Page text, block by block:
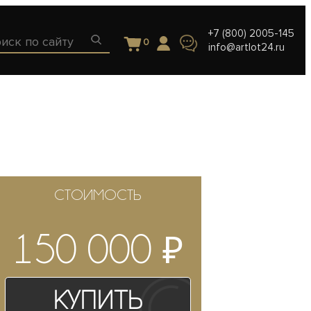
0
+7 (800) 2005-145
info@artlot24.ru
СТОИМОСТЬ
150 000 ₽
Купить